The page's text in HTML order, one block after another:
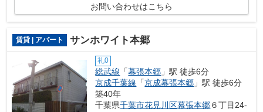
お問い合わせはこちら
賃貸 | アパート サンホワイト本郷
礼0
総武線 「幕張本郷 」駅 徒歩6分
京成千葉線 「京成幕張本郷 」駅 徒歩6分
築40年
千葉県千葉市花見川区幕張本郷６丁目24-